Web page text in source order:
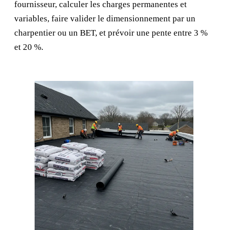
fournisseur, calculer les charges permanentes et
variables, faire valider le dimensionnement par un
charpentier ou un BET, et prévoir une pente entre 3 %
et 20 %.